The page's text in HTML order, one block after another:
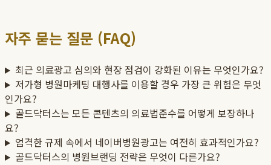
자주 묻는 질문 (FAQ)
최근 의료광고 심의와 현장 점검이 강화된 이유는 무엇인가요?
저가형 병원마케팅 대행사를 이용할 경우 가장 큰 위험은 무엇
인가요?
골드닥터스는 모든 콘텐츠의 의료법준수를 어떻게 보장하나
요?
엄격한 규제 속에서 네이버병원광고는 여전히 효과적인가요?
골드닥터스의 병원브랜딩 전략은 무엇이 다른가요?